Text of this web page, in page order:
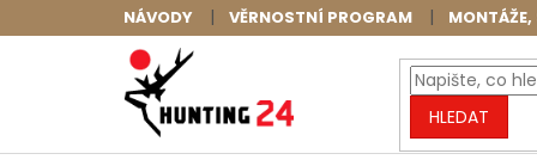
na
NÁVODY VĚRNOSTNÍ PROGRAM MONTÁŽE,
HLEDAT